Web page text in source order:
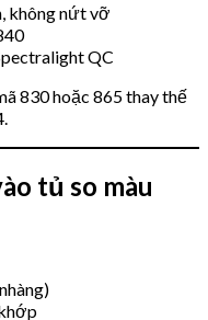
không nứt vỡ
QC
830 hoặc 865 thay thế
tủ so màu